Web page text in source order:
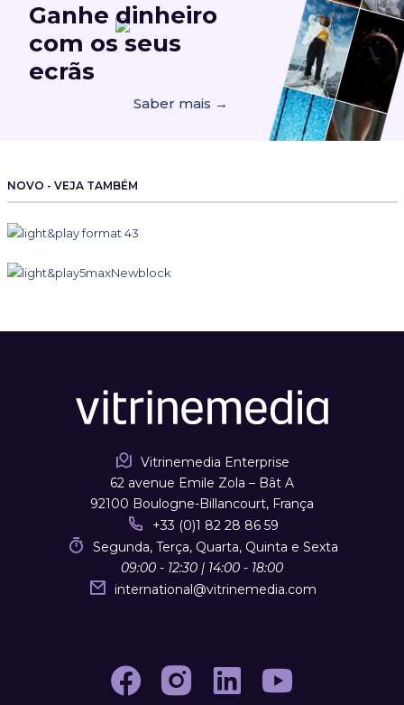
Ganhedinheiro
com os seus
ecrãs
Saber mais →
NOVO - VEJA TAMBÉM
Vitrinemedia Enterprise
62 avenue Emile Zola – Bât A
92100 Boulogne-Billancourt, França
+33 (0)1 82 28 86 59
Segunda, Terça, Quarta, Quinta e Sexta
09:00 - 12:30 | 14:00 - 18:00
international@vitrinemedia.com